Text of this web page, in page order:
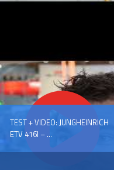
TEST + VIDEO: JUNGHEINRICH
ETV 416I – ...